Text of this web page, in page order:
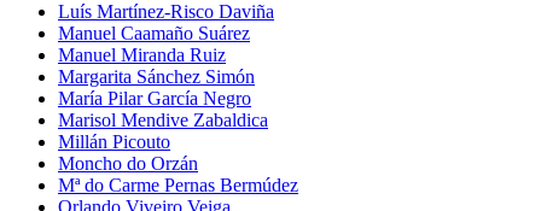
Luís Martínez-Risco Daviña
Manuel Caamaño Suárez
Manuel Miranda Ruiz
Margarita Sánchez Simón
María Pilar García Negro
Marisol Mendive Zabaldica
Millán Picouto
Moncho do Orzán
Mª do Carme Pernas Bermúdez